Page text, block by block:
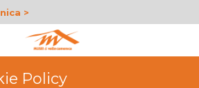
>
Policy